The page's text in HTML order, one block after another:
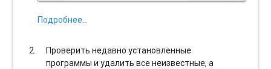
Подробнее…
Проверить недавно установленные
программы и удалить все неизвестные, а